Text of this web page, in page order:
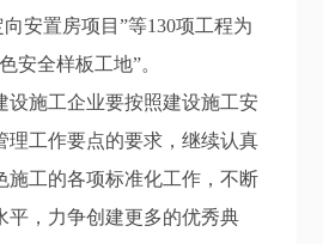
安置房项目”等130项工程为
安全样板工地”。
施工企业要按照建设施工安
理工作要点的要求，继续认真
施工的各项标准化工作，不断
平，力争创建更多的优秀典